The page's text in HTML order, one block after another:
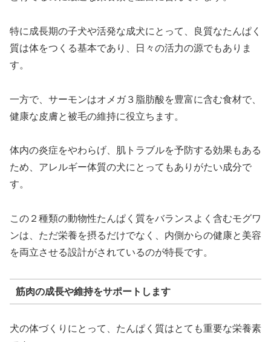
特に成長期の子犬や活発な成犬にとって、良質なたんぱく
質は体をつくる基本であり、日々の活力の源でもありま
す。
一方で、サーモンはオメガ３脂肪酸を豊富に含む食材で、
健康な皮膚と被毛の維持に役立ちます。
体内の炎症をやわらげ、肌トラブルを予防する効果もある
ため、アレルギー体質の犬にとってもありがたい成分で
す。
この２種類の動物性たんぱく質をバランスよく含むモグワ
ンは、ただ栄養を摂るだけでなく、内側からの健康と美容
を両立させる設計がされているのが特長です。
筋肉の成長や維持をサポートします
犬の体づくりにとって、たんぱく質はとても重要な栄養素